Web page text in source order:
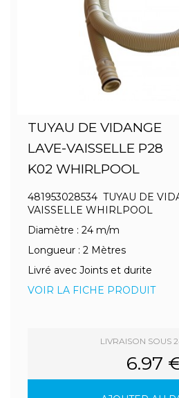
TUYAU DE VIDANGE
LAVE-VAISSELLE P28
K02 WHIRLPOOL
481953028534 TUYAU DE
VAISSELLE WHIRLPOOL
Diamètre : 24 m/m
Longueur : 2 Mètres
Livré avec Joints et durite
VOIR LA FICHE PRODUIT
LIVRAISON SOUS
6.97